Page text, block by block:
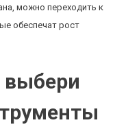
можно переходить к
обеспечат рост
выбери